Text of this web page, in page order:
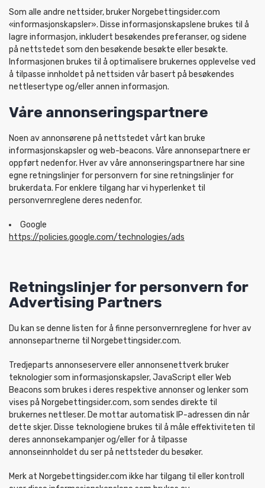
Som alle andre nettsider, bruker Norgebettingsider.com
«informasjonskapsler». Disse informasjonskapslene brukes til å
lagre informasjon, inkludert besøkendes preferanser, og sidene
på nettstedet som den besøkende besøkte eller besøkte.
Informasjonen brukes til å optimalisere brukernes opplevelse ved
å tilpasse innholdet på nettsiden vår basert på besøkendes
nettlesertype og/eller annen informasjon.
Våre annonseringspartnere
Noen av annonsørene på nettstedet vårt kan bruke
informasjonskapsler og web-beacons. Våre annonsepartnere er
oppført nedenfor. Hver av våre annonseringspartnere har sine
egne retningslinjer for personvern for sine retningslinjer for
brukerdata. For enklere tilgang har vi hyperlenket til
personvernreglene deres nedenfor.
Google
https://policies.google.com/technologies/ads
Retningslinjer for personvern for
Advertising Partners
Du kan se denne listen for å finne personvernreglene for hver av
annonsepartnerne til Norgebettingsider.com.
Tredjeparts annonseservere eller annonsenettverk bruker
teknologier som informasjonskapsler, JavaScript eller Web
Beacons som brukes i deres respektive annonser og lenker som
vises på Norgebettingsider.com, som sendes direkte til
brukernes nettleser. De mottar automatisk IP-adressen din når
dette skjer. Disse teknologiene brukes til å måle effektiviteten til
deres annonsekampanjer og/eller for å tilpasse
annonseinnholdet du ser på nettsteder du besøker.
Merk at Norgebettingsider.com ikke har tilgang til eller kontroll